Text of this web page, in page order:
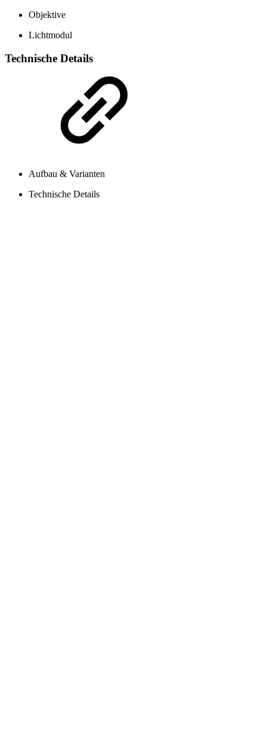
Objektive
Lichtmodul
Technische Details
Aufbau & Varianten
Technische Details